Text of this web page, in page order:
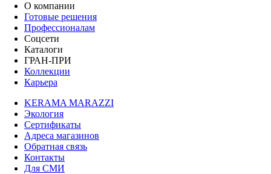
О компании
Готовые решения
Профессионалам
Соцсети
Каталоги
ГРАН-ПРИ
Коллекции
Карьера
KERAMA MARAZZI
Экология
Сертификаты
Адреса магазинов
Обратная связь
Контакты
Для СМИ